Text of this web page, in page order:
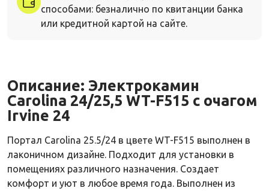
способами: безналично по квитанции банка
или кредитной картой на сайте.
Описание: Электрокамин
Carolina 24/25,5 WT-F515 с очагом
Irvine 24
Портал Carolina 25.5/24 в цвете WT-F515 выполнен в
лаконичном дизайне. Подходит для установки в
помещениях различного назначения. Создает
комфорт и уют в любое время года. Выполнен из